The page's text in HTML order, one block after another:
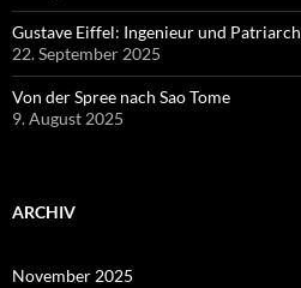
Gustave Eiffel: Ingenieur und Patriarch
22. September 2025
Von der Spree nach Sao Tome
9. August 2025
ARCHIV
November 2025